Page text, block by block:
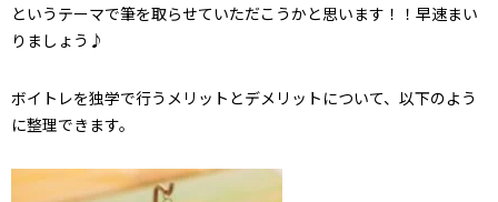
というテーマで筆を取らせていただこうかと思います！！早速まい
りましょう♪
ボイトレを独学で行うメリットとデメリットについて、以下のよう
に整理できます。